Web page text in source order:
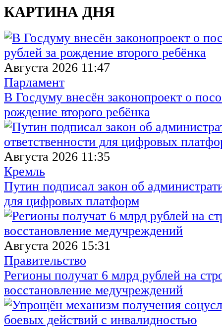
КАРТИНА ДНЯ
Августа 2026 11:47
Парламент
В Госдуму внесён законопроект о
рождение второго ребёнка
Августа 2026 11:35
Кремль
Путин подписал закон об
для цифровых платформ
Августа 2026 15:31
Правительство
Регионы получат 6 млрд рублей на
восстановление медучреждений